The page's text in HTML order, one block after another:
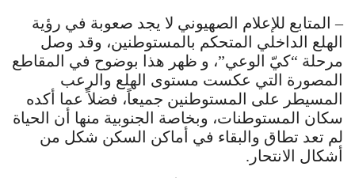
– المتابع للإعلام الصهيوني لا يجد صعوبة في رؤية
الهلع الداخلي المتحكم بالمستوطنين، وقد وصل
مرحلة “كيّ الوعي”، و ظهر هذا بوضوح في المقاطع
المصورة التي عكست مستوى الهلع والرعب
المسيطر على المستوطنين جميعاً، فضلاً عما أكده
سكان المستوطنات، وبخاصة الجنوبية منها أن الحياة
لم تعد تطاق والبقاء في أماكن السكن شكل من
أشكال الانتحار.